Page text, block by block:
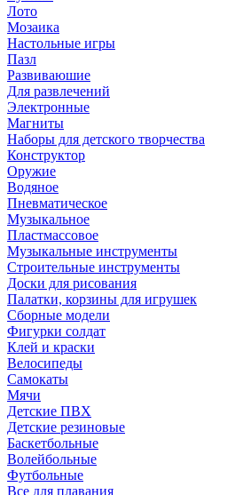
Лото
Мозаика
Настольные игры
Пазл
Развиваюшие
Для развлечений
Электронные
Магниты
Наборы для детского творчества
Конструктор
Оружие
Водяное
Пневматическое
Музыкальное
Пластмассовое
Музыкальные инструменты
Строительные инструменты
Доски для рисования
Палатки, корзины для игрушек
Сборные модели
Фигурки солдат
Клей и краски
Велосипеды
Самокаты
Мячи
Детские ПВХ
Детские резиновые
Баскетбольные
Волейбольные
Футбольные
Все для плавания